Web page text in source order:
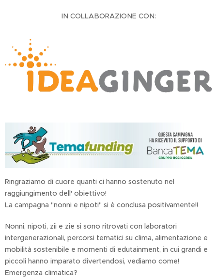
IN COLLABORAZIONE CON:
Ringraziamo di cuore quanti ci hanno sostenuto nel
raggiungimento dell' obiettivo!
La campagna "nonni e nipoti" si è conclusa positivamente!!
Nonni, nipoti, zii e zie si sono ritrovati con laboratori
intergenerazionali, percorsi tematici su clima, alimentazione e
mobilità sostenibile e momenti di edutainment, in cui grandi e
piccoli hanno imparato divertendosi, vediamo come!
Emergenza climatica?